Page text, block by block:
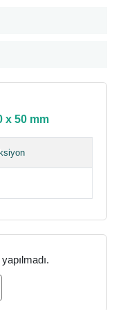
x 50 mm